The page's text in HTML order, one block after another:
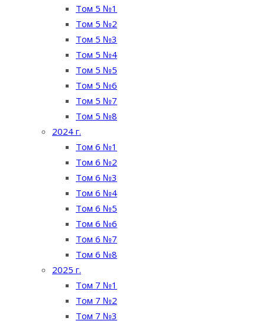
Том 5 №1
Том 5 №2
Том 5 №3
Том 5 №4
Том 5 №5
Том 5 №6
Том 5 №7
Том 5 №8
2024 г.
Том 6 №1
Том 6 №2
Том 6 №3
Том 6 №4
Том 6 №5
Том 6 №6
Том 6 №7
Том 6 №8
2025 г.
Том 7 №1
Том 7 №2
Том 7 №3